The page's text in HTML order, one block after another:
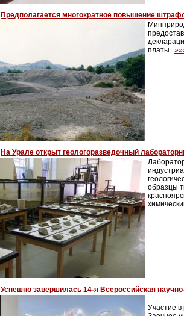
Предполагается многократное повышение
платы.
На Урале открыт геологоразведочный
образцы
Успешно завершилась 14-я Всероссийская
Участие